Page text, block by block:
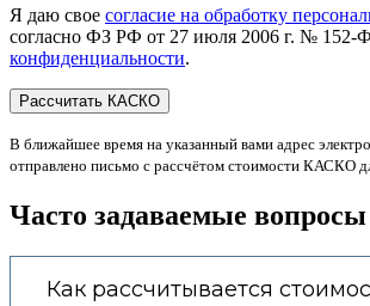
Я даю свое согласие на обработку
согласно ФЗ РФ от 27 июля 2006 г. № 152-
конфиденциальности.
В ближайшее время на указанный вами адрес
отправлено письмо с рассчётом стоимости КАСКО
Часто задаваемые вопросы
Как рассчитывается